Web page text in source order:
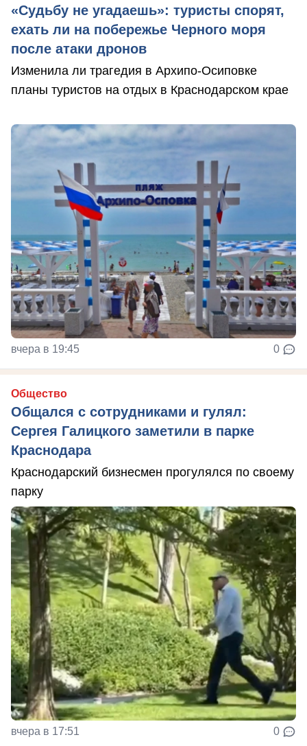
«Судьбу не угадаешь»: туристы спорят,
ехать ли на побережье Черного моря
после атаки дронов
Изменила ли трагедия в Архипо-Осиповке
планы туристов на отдых в Краснодарском крае
вчера в 19:45 0
Общество
Общался с сотрудниками и гулял:
Сергея Галицкого заметили в парке
Краснодара
Краснодарский бизнесмен прогулялся по своему
парку
вчера в 17:51 0